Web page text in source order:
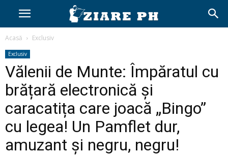
Acasă Exclusiv
Exclusiv
Vălenii de Munte: Împăratul cu
brățară electronică și
caracatița care joacă „Bingo”
cu legea! Un Pamflet dur,
amuzant și negru, negru!